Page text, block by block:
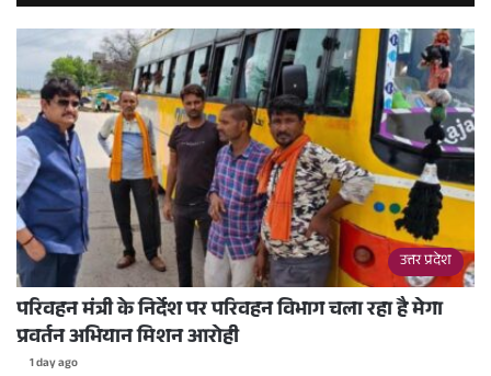
उत्तर प्रदेश
परिवहन मंत्री के निर्देश पर परिवहन विभाग चला रहा है मेगा
प्रवर्तन अभियान मिशन आरोही
1 day ago